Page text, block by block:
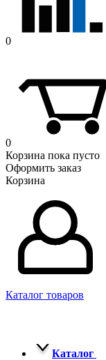
0
0
Корзина пока пусто
Оформить заказ
Корзина
Каталог товаров
Каталог